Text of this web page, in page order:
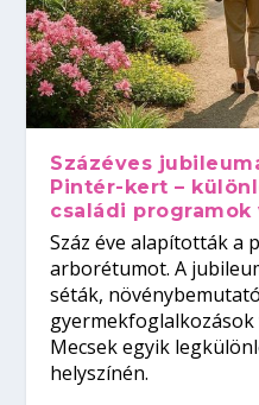
Százéves
Pintér-kert –
családi
Száz éve alapították a
arborétumot. A
séták,
Mecsek egyik
helyszínén.